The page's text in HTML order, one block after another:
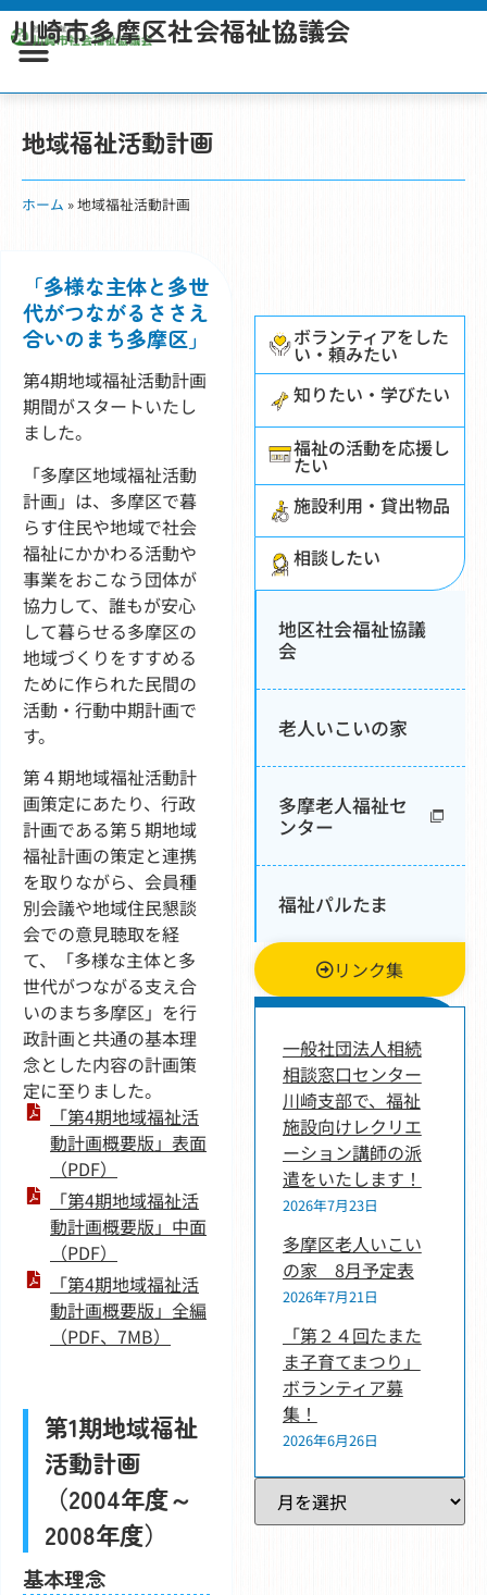
川崎市多摩区社会福祉協議会
地域福祉活動計画
ホーム »地域福祉活動計画
ボランティアをした
い・頼みたい
知りたい・学びたい
福祉の活動を応援し
たい
施設利用・貸出物品
相談したい
地区社会福祉協議
会
老人いこいの家
多摩老人福祉セ
ンター
福祉パルたま
リンク集
新着情報
一般社団法人相続
相談窓口センター
川崎支部で、福祉
施設向けレクリエ
ーション講師の派
遣をいたします！
2026年7月23日
多摩区老人いこい
の家 8月予定表
2026年7月21日
「第２４回たまた
ま子育てまつり」
ボランティア募
集！
2026年6月26日
過去記事一覧
「多様な主体と多世
代がつながるささえ
合いのまち多摩区」
第4期地域福祉活動計画
期間がスタートいたし
ました。
「多摩区地域福祉活動
計画」は、多摩区で暮
らす住民や地域で社会
福祉にかかわる活動や
事業をおこなう団体が
協力して、誰もが安心
して暮らせる多摩区の
地域づくりをすすめる
ために作られた民間の
活動・行動中期計画で
す。
第４期地域福祉活動計
画策定にあたり、行政
計画である第５期地域
福祉計画の策定と連携
を取りながら、会員種
別会議や地域住民懇談
会での意見聴取を経
て、「多様な主体と多
世代がつながる支え合
いのまち多摩区」を行
政計画と共通の基本理
念とした内容の計画策
定に至りました。
「第4期地域福祉活
動計画概要版」表面
（PDF）
「第4期地域福祉活
動計画概要版」中面
（PDF）
「第4期地域福祉活
動計画概要版」全編
（PDF、7MB）
第1期地域福祉
活動計画
（2004年度～
2008年度）
基本理念